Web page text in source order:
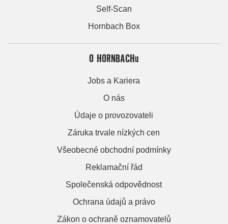
Self-Scan
Hornbach Box
O HORNBACHu
Jobs a Kariera
O nás
Údaje o provozovateli
Záruka trvale nízkých cen
Všeobecné obchodní podmínky
Reklamační řád
Společenská odpovědnost
Ochrana údajů a právo
Zákon o ochraně oznamovatelů